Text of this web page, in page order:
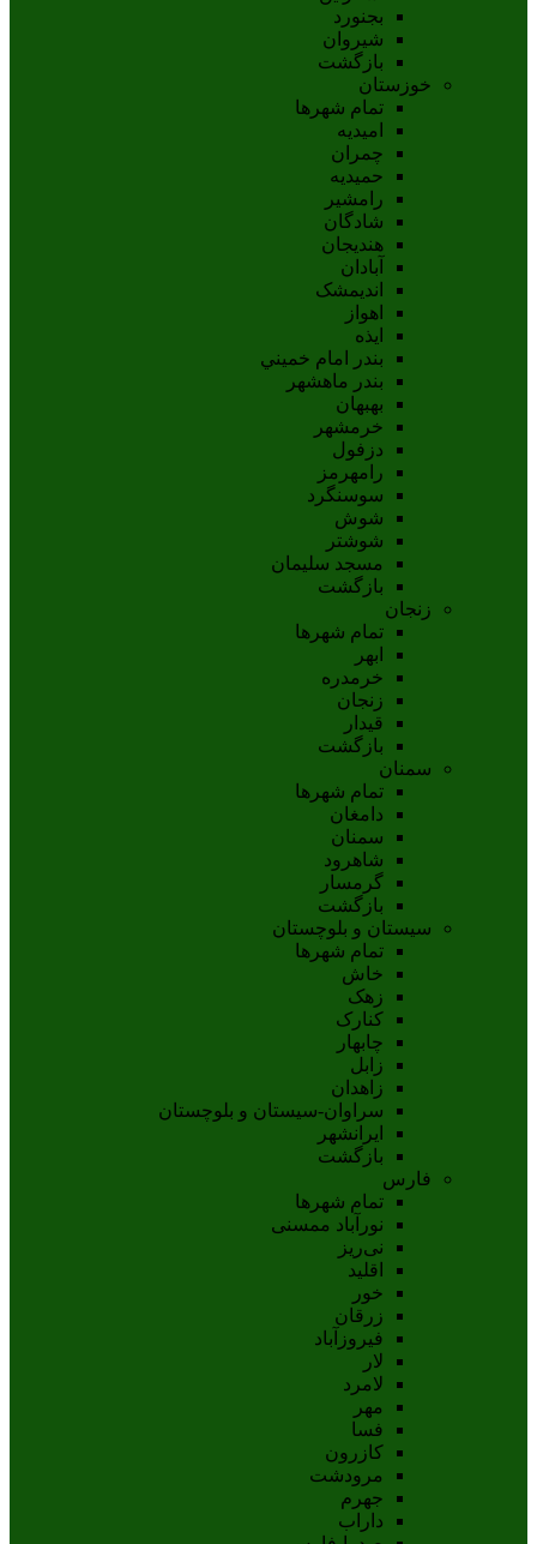
بجنورد
شيروان
بازگشت
خوزستان
تمام شهر‌ها
امیدیه
چمران
حمیدیه
رامشیر
شادگان
هندیجان
آبادان
انديمشک
اهواز
ايذه
بندر امام خميني
بندر ماهشهر
بهبهان
خرمشهر
دزفول
رامهرمز
سوسنگرد
شوش
شوشتر
مسجد سليمان
بازگشت
زنجان
تمام شهر‌ها
ابهر
خرمدره
زنجان
قيدار
بازگشت
سمنان
تمام شهر‌ها
دامغان
سمنان
شاهرود
گرمسار
بازگشت
سیستان و بلوچستان
تمام شهر‌ها
خاش
زهک
کنارک
چابهار
زابل
زاهدان
سراوان-سيستان و بلوچستان
ايرانشهر
بازگشت
فارس
تمام شهر‌ها
نورآباد ممسنی
نی‌ریز
اقلید
خور
زرقان
فیروزآباد
لار
لامرد
مهر
فسا
کازرون
مرودشت
جهرم
داراب